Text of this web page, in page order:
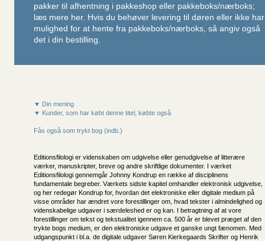
pakker til afhentning i pakkeshop eller pakkeboks/nærboks;
læs mere her. Hvis du behøver levering til døren eller ikke har
mulighed for at hente fra pakkeboks/nærboks, så angiv også
det i din bestilling.
▼ Din mening
▼ Kunder, som har købt denne titel, købte også
Fås også som trykt bog (indb.)
Editionsfilologi er videnskaben om udgivelse eller genudgivelse af litterære
værker, manuskripter, breve og andre skriftlige dokumenter. I værket
Editionsfilologi gennemgår Johnny Kondrup en række af disciplinens
fundamentale begreber. Værkets sidste kapitel omhandler elektronisk udgivelse,
og her redegør Kondrup for, hvordan det elektroniske eller digitale medium på
visse områder har ændret vore forestillinger om, hvad tekster i almindelighed og
videnskabelige udgaver i særdeleshed er og kan. I betragtning af at vore
forestillinger om tekst og tekstualitet igennem ca. 500 år er blevet præget af den
trykte bogs medium, er den elektroniske udgave et ganske ungt fænomen. Med
udgangspunkt i bl.a. de digitale udgaver Søren Kierkegaards Skrifter og Henrik